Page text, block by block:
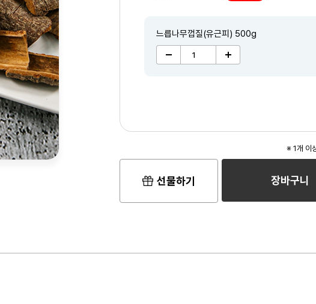
느릅나무껍질(유근피) 500g
※ 1개 이
선물하기 장바구니